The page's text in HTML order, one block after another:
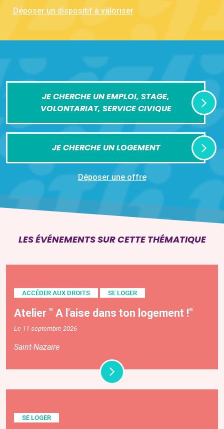
Déposer un dispositif à valoriser
JE CHERCHE UN EMPLOI, STAGE,
VOLONTARIAT, SERVICE CIVIQUE
JE CHERCHE UN LOGEMENT
Déposer une offre
LES ÉVÉNEMENTS SUR CETTE THÉMATIQUE
ACCÉDER AUX DROITS SE LOGER
Atelier " A l'aise dans ton logement !"
Le 11 septembre 2026
Saint-Nazaire
SE LOGER